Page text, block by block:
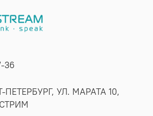
36
ПЕТЕРБУРГ, УЛ. МАРАТА 10,